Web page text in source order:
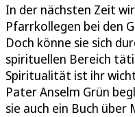
In der nächsten Zeit
Pfarrkollegen bei den
Doch könne sie sich
spirituellen Bereich
Spiritualität ist ihr
Pater Anselm Grün
sie auch ein Buch